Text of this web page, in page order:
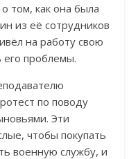
том, как она была
из её сотрудников
на работу свою
проблемы.
по поводу
Эти
чтобы покупать
военную службу, и